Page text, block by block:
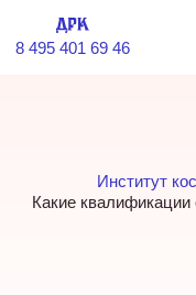
8 495 401 69 46
Институт
Какие